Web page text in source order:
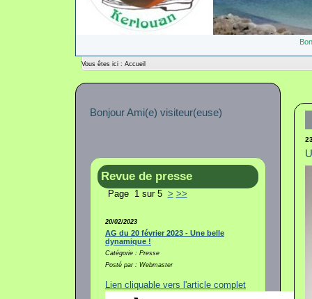
Vous êtes ici : Accueil
Bonjour Ami(e) visiteur(euse)
Revue de presse
Page 1 sur 5 > >>
20/02/2023
AG du 20 février 2023 - Une belle
dynamique !
Catégorie : Presse
Posté par : Webmaster
Lien cliquable vers l'article complet